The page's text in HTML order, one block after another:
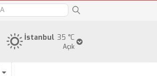
35 °C
İstanbul
Açık